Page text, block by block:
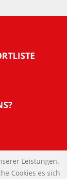
Leistungen.
Cookies es sich